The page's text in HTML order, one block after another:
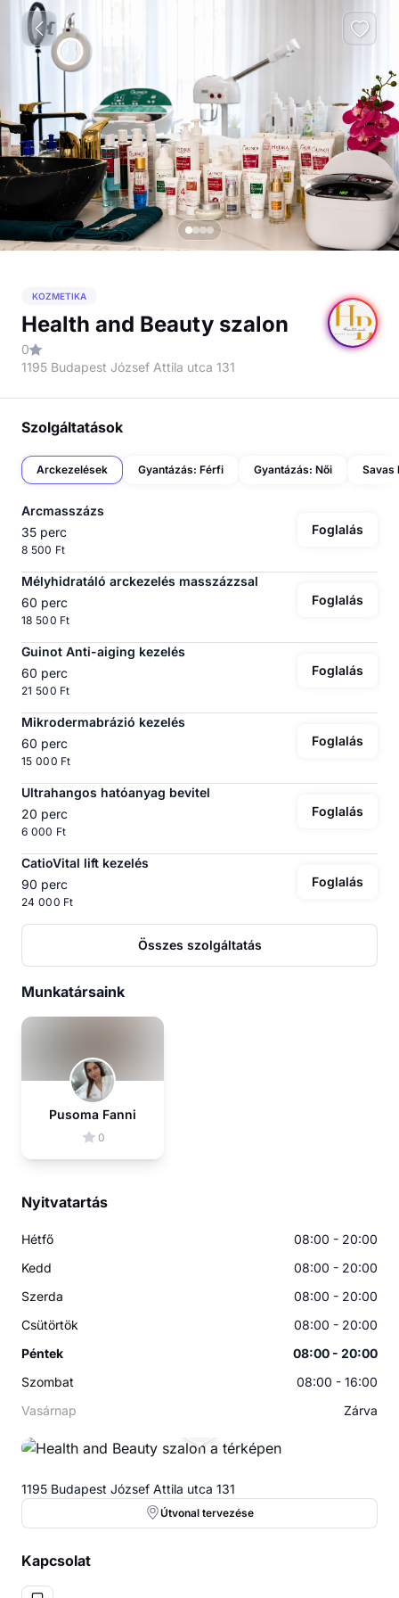
KOZMETIKA
Health and Beauty szalon
0
1195 Budapest József Attila utca 131
Szolgáltatások
Arckezelések Gyantázás: Férfi Gyantázás: Női Savas
Arcmasszázs
35 perc
8 500 Ft
Foglalás
Mélyhidratáló arckezelés masszázzsal
60 perc
18 500 Ft
Foglalás
Guinot Anti-aiging kezelés
60 perc
21 500 Ft
Foglalás
Mikrodermabrázió kezelés
60 perc
15 000 Ft
Foglalás
Ultrahangos hatóanyag bevitel
20 perc
6 000 Ft
Foglalás
CatioVital lift kezelés
90 perc
24 000 Ft
Foglalás
Összes szolgáltatás
Munkatársaink
Pusoma Fanni
0
Nyitvatartás
Hétfő
08:00 - 20:00
Kedd
08:00 - 20:00
Szerda
08:00 - 20:00
Csütörtök
08:00 - 20:00
Péntek
08:00 - 20:00
Szombat
08:00 - 16:00
Vasárnap
Zárva
1195 Budapest József Attila utca 131
Útvonal tervezése
Kapcsolat